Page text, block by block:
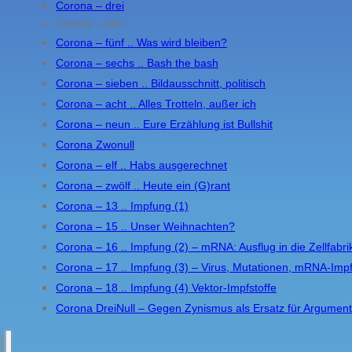
Corona – drei
Corona – vier
Corona – fünf .. Was wird bleiben?
Corona – sechs .. Bash the bash
Corona – sieben .. Bildausschnitt, politisch
Corona – acht .. Alles Trotteln, außer ich
Corona – neun .. Eure Erzählung ist Bullshit
Corona Zwonull
Corona – elf .. Habs ausgerechnet
Corona – zwölf .. Heute ein (G)rant
Corona – 13 .. Impfung (1)
Corona – 15 .. Unser Weihnachten?
Corona – 16 .. Impfung (2) – mRNA: Ausflug in die
Corona – 17 .. Impfung (3) – Virus, Mutationen, mRNA-
Corona – 18 .. Impfung (4) Vektor-Impfstoffe
Corona DreiNull – Gegen Zynismus als Ersatz für